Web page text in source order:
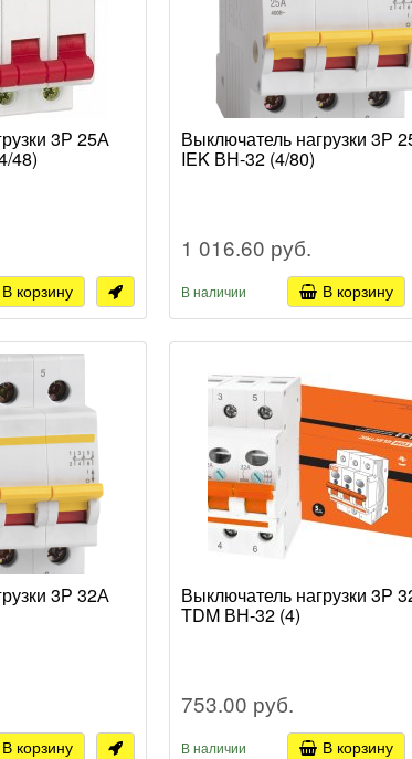
3Р 25А
48)
В корзину
Выключатель нагрузки 3Р
IEK ВН-32 (4/80)
1 016.60 руб.
В наличии В корзину
3Р 32А
В корзину
Выключатель нагрузки 3Р
TDM ВН-32 (4)
753.00 руб.
В наличии В корзину